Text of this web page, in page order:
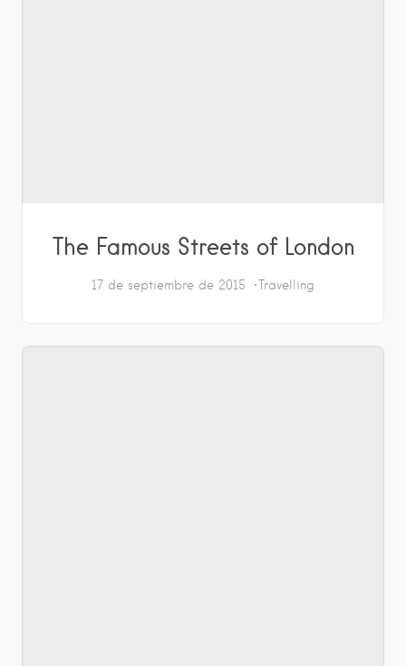
The Famous Streets of London
17 de septiembre de 2015 Travelling